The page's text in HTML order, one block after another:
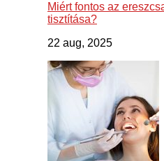
Miért fontos az
tisztítása?
22 aug, 2025